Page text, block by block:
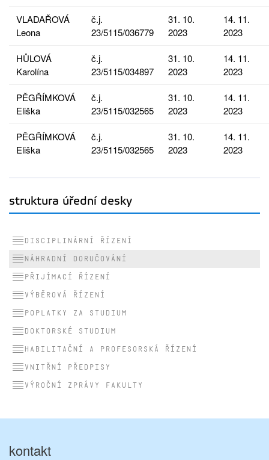
VLADAŘOVÁ
Leona
č.j.
23/5115/036779
31. 10.
2023
14. 11.
2023
HŮLOVÁ
Karolína
č.j.
23/5115/034897
31. 10.
2023
14. 11.
2023
PĚGŘÍMKOVÁ
Eliška
č.j.
23/5115/032565
31. 10.
2023
14. 11.
2023
PĚGŘÍMKOVÁ
Eliška
č.j.
23/5115/032565
31. 10.
2023
14. 11.
2023
struktura úřední desky
Disciplinární řízení
Náhradní doručování
Přijímací řízení
Výběrová řízení
Poplatky za studium
Doktorské studium
Habilitační a profesorská řízení
Vnitřní předpisy
Výroční zprávy fakulty
kontakt